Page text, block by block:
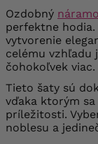
Ozdobný
perfektne
vytvorenie
celému vzhľadu
čohokoľvek viac.
Tieto šaty sú
vďaka ktorým
príležitosti.
noblesu a